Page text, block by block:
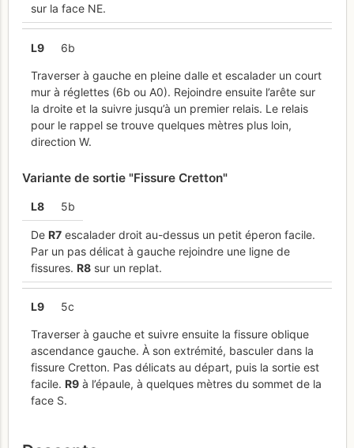
sur la face NE.
L9 6b
Traverser à gauche en pleine dalle et escalader un court
mur à réglettes (6b ou A0). Rejoindre ensuite l’arête sur
la droite et la suivre jusqu’à un premier relais. Le relais
pour le rappel se trouve quelques mètres plus loin,
direction W.
Variante de sortie "Fissure Cretton"
L8 5b
De R7escalader droit au-dessus un petit éperon facile.
Par un pas délicat à gauche rejoindre une ligne de
fissures. R8sur un replat.
L9 5c
Traverser à gauche et suivre ensuite la fissure oblique
ascendance gauche. À son extrémité, basculer dans la
fissure Cretton. Pas délicats au départ, puis la sortie est
facile. R9à l’épaule, à quelques mètres du sommet de la
face S.